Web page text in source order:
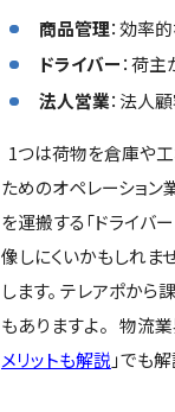
商品管理：効率
ドライバー：荷
法人営業：法人
1つは荷物を倉庫や工
ためのオペレーショ
を運搬する「ドライバ
像しにくいかもしれま
します。 テレアポから
もありますよ。 物流
メリットも解説 」でも